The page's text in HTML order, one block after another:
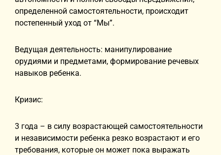
определенной самостоятельности, происходит
постепенный уход от “Мы”.
Ведущая деятельность: манипулирование
орудиями и предметами, формирование речевых
навыков ребенка.
Кризис:
3 года – в силу возрастающей самостоятельности
и независимости ребенка резко возрастают и его
требования, которые он может пока выражать